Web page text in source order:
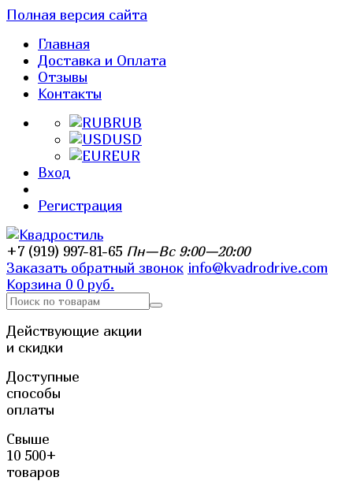
Полная версия сайта
Главная
Доставка и Оплата
Отзывы
Контакты
RUB
USD
EUR
Вход
Регистрация
+7 (919) 997-81-65 Пн—Вс 9:00—20:00
Заказать обратный звонок info@kvadrodrive.com
Корзина 0 0 руб.
Действующие акции
и скидки
Доступные
способы
оплаты
Свыше
10 500+
товаров